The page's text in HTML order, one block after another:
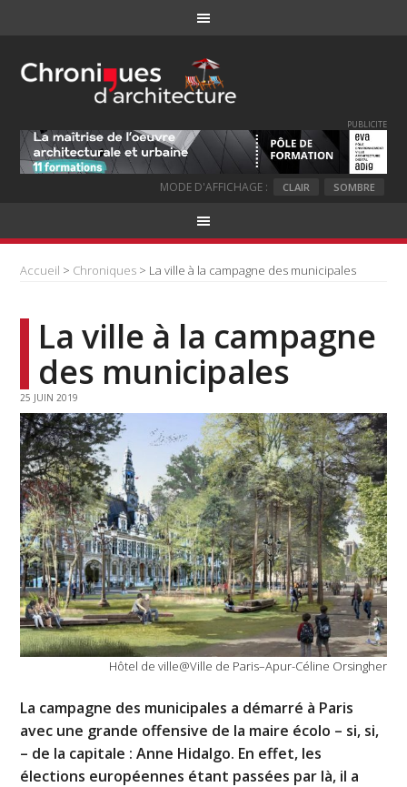
PUBLICITE
MODE D'AFFICHAGE : CLAIR SOMBRE
Accueil > Chroniques > La ville à la campagne des municipales
La ville à la campagne
des municipales
25 JUIN 2019
Hôtel de ville@Ville de Paris–Apur-Céline Orsingher
La campagne des municipales a démarré à Paris
avec une grande offensive de la maire écolo – si, si,
– de la capitale : Anne Hidalgo. En effet, les
élections européennes étant passées par là, il a